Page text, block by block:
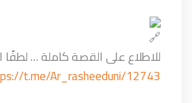
للاطلاع على القصة كاملة …
t.me/Ar_rasheeduni/12743